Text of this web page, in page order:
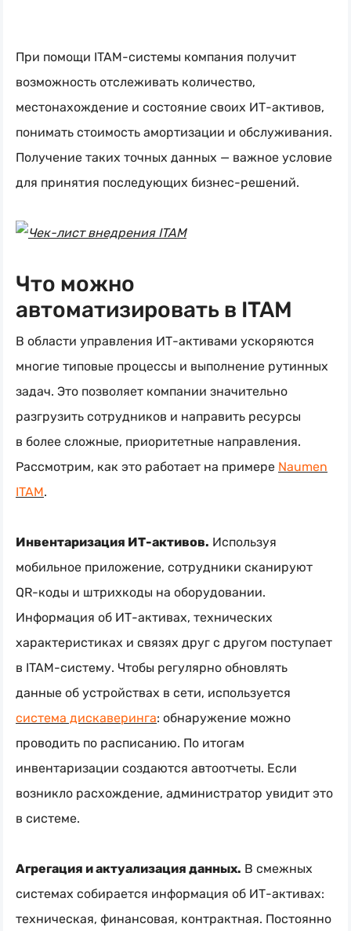
При помощи ITAM-системы компания получит
возможность отслеживать количество,
местонахождение и состояние своих ИТ-активов,
понимать стоимость амортизации и обслуживания.
Получение таких точных данных — важное условие
для принятия последующих бизнес-решений.
Что можно
автоматизировать в ITAM
В области управления ИТ-активами ускоряются
многие типовые процессы и выполнение рутинных
задач. Это позволяет компании значительно
разгрузить сотрудников и направить ресурсы
в более сложные, приоритетные направления.
Рассмотрим, как это работает на примере Naumen
ITAM.
Инвентаризация ИТ-активов. Используя
мобильное приложение, сотрудники сканируют
QR-коды и штрихкоды на оборудовании.
Информация об ИТ-активах, технических
характеристиках и связях друг с другом поступает
в ITAM-систему. Чтобы регулярно обновлять
данные об устройствах в сети, используется
система дискаверинга: обнаружение можно
проводить по расписанию. По итогам
инвентаризации создаются автоотчеты. Если
возникло расхождение, администратор увидит это
в системе.
Агрегация и актуализация данных. В смежных
системах собирается информация об ИТ-активах:
техническая, финансовая, контрактная. Постоянно